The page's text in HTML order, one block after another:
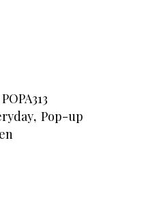
POPA313
, Pop-up